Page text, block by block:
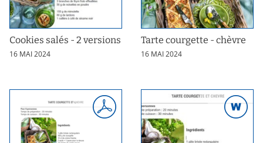
Cookies salés - 2 versions
16 MAI 2024
Tarte courgette - chèvre
16 MAI 2024